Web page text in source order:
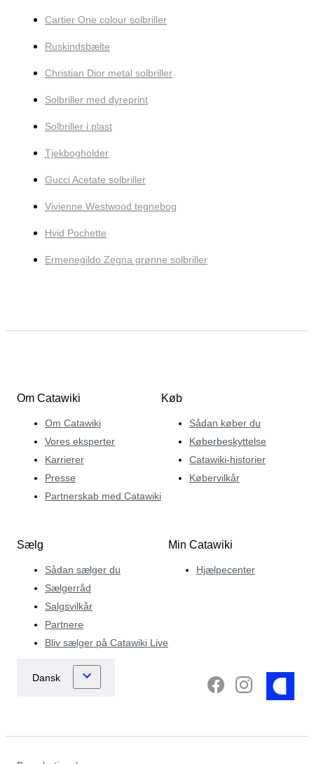
Cartier One colour solbriller
Ruskindsbælte
Christian Dior metal solbriller
Solbriller med dyreprint
Solbriller i plast
Tjekbogholder
Gucci Acetate solbriller
Vivienne Westwood tegnebog
Hvid Pochette
Ermenegildo Zegna grønne solbriller
Om Catawiki
Om Catawiki
Vores eksperter
Karrierer
Presse
Partnerskab med Catawiki
Køb
Sådan køber du
Køberbeskyttelse
Catawiki-historier
Købervilkår
Sælg
Sådan sælger du
Sælgerråd
Salgsvilkår
Partnere
Bliv sælger på Catawiki Live
Min Catawiki
Hjælpecenter